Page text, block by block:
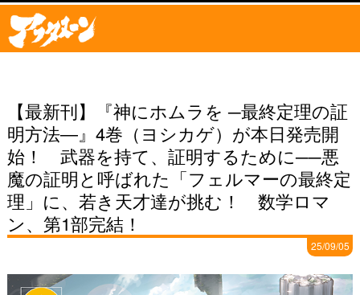
【最新刊】『神にホムラを ─最終定理の証
明方法―』4巻（ヨシカゲ）が本日発売開
始！ 武器を持て、証明するために──悪
魔の証明と呼ばれた「フェルマーの最終定
理」に、若き天才達が挑む！ 数学ロマ
ン、第1部完結！
25/09/05